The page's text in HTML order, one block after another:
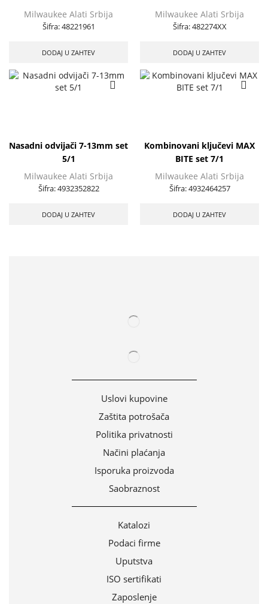
Milwaukee Alati Srbija
Šifra:48221961
DODAJ U ZAHTEV
Milwaukee Alati Srbija
Šifra:482274XX
DODAJ U ZAHTEV
Nasadni odvijači 7-13mm set
5/1
Milwaukee Alati Srbija
Šifra:4932352822
DODAJ U ZAHTEV
Kombinovani ključevi MAX
BITE set 7/1
Milwaukee Alati Srbija
Šifra:4932464257
DODAJ U ZAHTEV
Uslovi kupovine
Zaštita potrošača
Politika privatnosti
Načini plaćanja
Isporuka proizvoda
Saobraznost
Katalozi
Podaci firme
Uputstva
ISO sertifikati
Zaposlenje